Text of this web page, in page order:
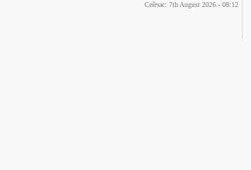
Сейчас: 7th August 2026 - 08:12